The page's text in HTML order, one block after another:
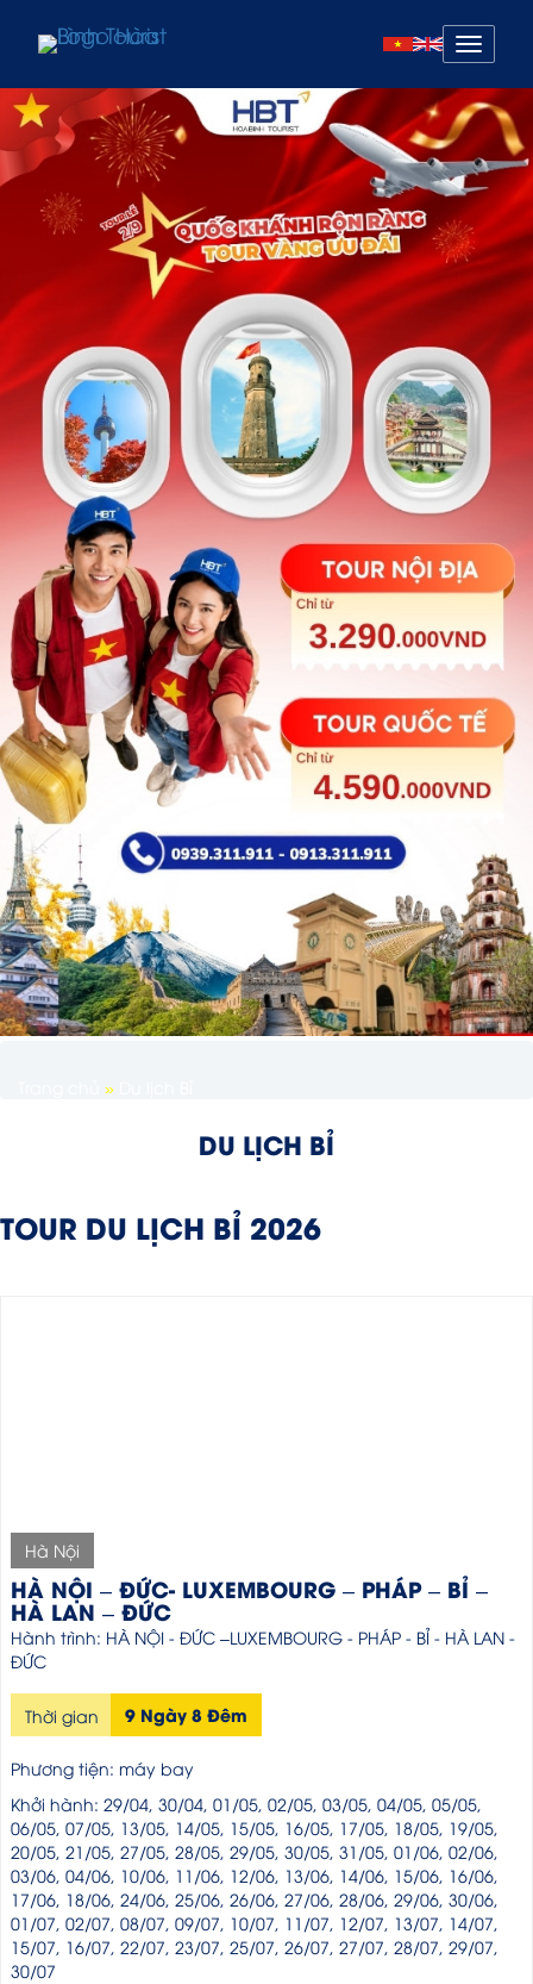
Mở
menu
»
DU LỊCH BỈ
TOUR DU LỊCH BỈ 2026
Hà Nội
HÀ NỘI – ĐỨC- LUXEMBOURG – PHÁP – BỈ –
HÀ LAN – ĐỨC
Hành trình: HÀ NỘI - ĐỨC –LUXEMBOURG - PHÁP - BỈ - HÀ LAN -
ĐỨC
Thời gian 9 Ngày 8 Đêm
Phương tiện: máy bay
Khởi hành: 29/04, 30/04, 01/05, 02/05, 03/05, 04/05, 05/05,
06/05, 07/05, 13/05, 14/05, 15/05, 16/05, 17/05, 18/05, 19/05,
20/05, 21/05, 27/05, 28/05, 29/05, 30/05, 31/05, 01/06, 02/06,
03/06, 04/06, 10/06, 11/06, 12/06, 13/06, 14/06, 15/06, 16/06,
17/06, 18/06, 24/06, 25/06, 26/06, 27/06, 28/06, 29/06, 30/06,
01/07, 02/07, 08/07, 09/07, 10/07, 11/07, 12/07, 13/07, 14/07,
15/07, 16/07, 22/07, 23/07, 25/07, 26/07, 27/07, 28/07, 29/07,
30/07